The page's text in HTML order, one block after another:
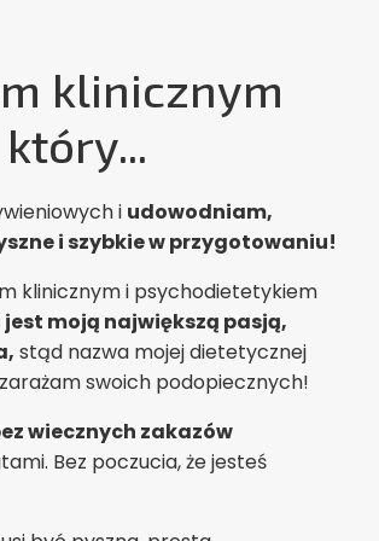
klinicznym
i udowodniam,
i szybkie w przygotowaniu!
klinicznym i psychodietetykiem
moją największą pasją,
stąd nazwa mojej dietetycznej
swoich podopiecznych!
wiecznych zakazów
Bez poczucia, że jesteś